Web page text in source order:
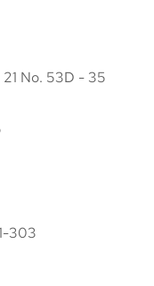
No. 53D - 35
303